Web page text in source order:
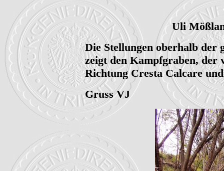
Uli
Die Stellungen oberhalb der
zeigt den Kampfgraben, der
Richtung Cresta Calcare
Gruss VJ